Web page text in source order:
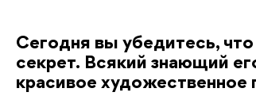
Сегодня вы убедитесь,
секрет. Всякий знающий
красивое художественное